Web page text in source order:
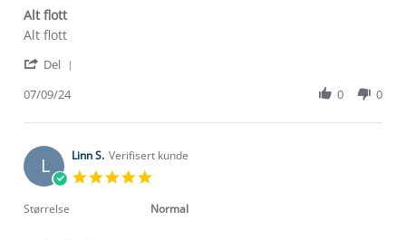
Alt flott
Review
Aleksandra
on
Sep
review
Alt
Alt flott
Del
Aleksandra
on
7
Sep
07/09/24 0 0
L Linn S. Verifisert kunde
rating
Størrelse Normal